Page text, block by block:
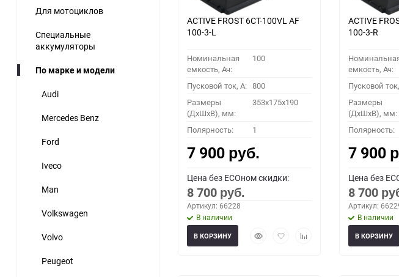
Для мотоциклов
Специальные
аккумуляторы
По марке и модели
Audi
Mercedes Benz
Ford
Iveco
Man
Volkswagen
Volvo
Peugeot
ACTIVE FROST 6СТ-100VL АF
100-3-L
Номинальная
емкость, Ач:
100
Пусковой ток, A: 800
Размеры
(ДхШхВ), мм:
353x175x190
Полярность: 1
7 900 руб.
Цена без ECOном скидки:
8 700 руб.
Артикул: 66228
В наличии
БыстрыйДобавитьДобавить
В КОРЗИНУ
ACTIVE
100-3-R
емкость, Ач:
Пусковой
Размеры
(ДхШхВ), мм:
Полярность:
7 900
Цена без
8 700
Артикул:
В наличии
В КОРЗИНУ